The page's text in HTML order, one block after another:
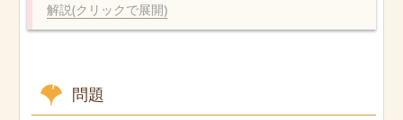
解説(クリックで展開)
問題